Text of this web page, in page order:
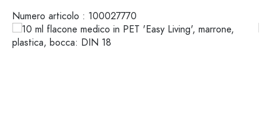
Numero articolo : 100027770